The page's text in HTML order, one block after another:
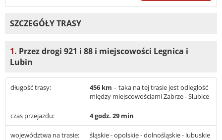
SZCZEGÓŁY TRASY
1. Przez drogi 921 i 88 i miejscowości Legnica i
Lubin
długość trasy: 456 km – taka na tej trasie jest odległość
między miejscowościami Zabrze - Słubice
czas przejazdu: 4 godz. 29 min
województwa na trasie: śląskie - opolskie - dolnośląskie - lubuskie